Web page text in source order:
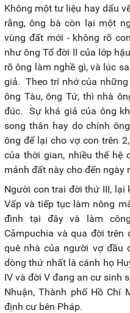
Không một tư liệu hay dấu
rằng, ông bà còn lại một
vùng đất mới - không rõ
như ông Tổ đời II của lớp
rõ ông làm nghề gì, và lúc
giả. Theo trí nhớ của
ông Tàu, ông Tứ, thì nhà
đúc. Sự khá giả của ông
song thân hay do chính
ông để lại cho vợ con trên
của thời gian, nhiều thế hệ
mảnh đất này cho đến ngày
Người con trai đời thứ III, lại
Vấp và tiếp tục làm nông
đình tại đây và làm
Cămpuchia và qua đời
quê nhà của người vợ đầu
dòng thứ nhất là cánh họ
IV và đời V đang an cư sinh
Nhuận, Thành phố Hồ Chí
định cư bên Pháp.